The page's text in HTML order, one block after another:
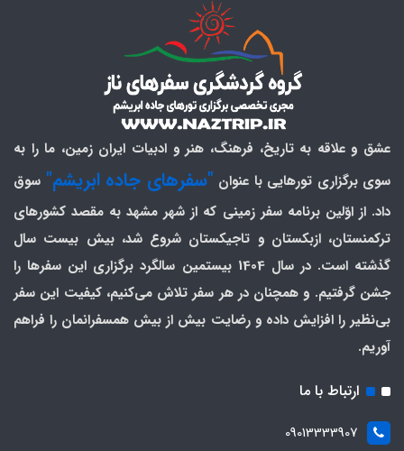
عشق و علاقه به تاریخ، فرهنگ، هنر و ادبیات ایران زمین، ما را به
سوی برگزاری تورهایی با عنوان "سفرهای جاده ابریشم" سوق
داد. از اوّلین برنامه سفر زمینی که از شهر مشهد به مقصد کشورهای
ترکمنستان، ازبکستان و تاجیکستان شروع شد، بیش بیست سال
گذشته است. در سال 1404 بیستمین سالگرد برگزاری این سفرها را
جشن گرفتیم. و همچنان در هر سفر تلاش می‌کنیم، کیفیت این سفر
بی‌نظیر را افزایش داده و رضایت بیش از بیش همسفرانمان را فراهم
آوریم.
ارتباط با ما
09013333907